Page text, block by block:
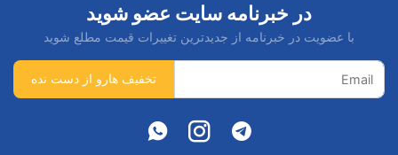
در خبرنامه سایت عضو شوید
با عضویت در خبرنامه از جدیدترین تغییرات قیمت مطلع شوید